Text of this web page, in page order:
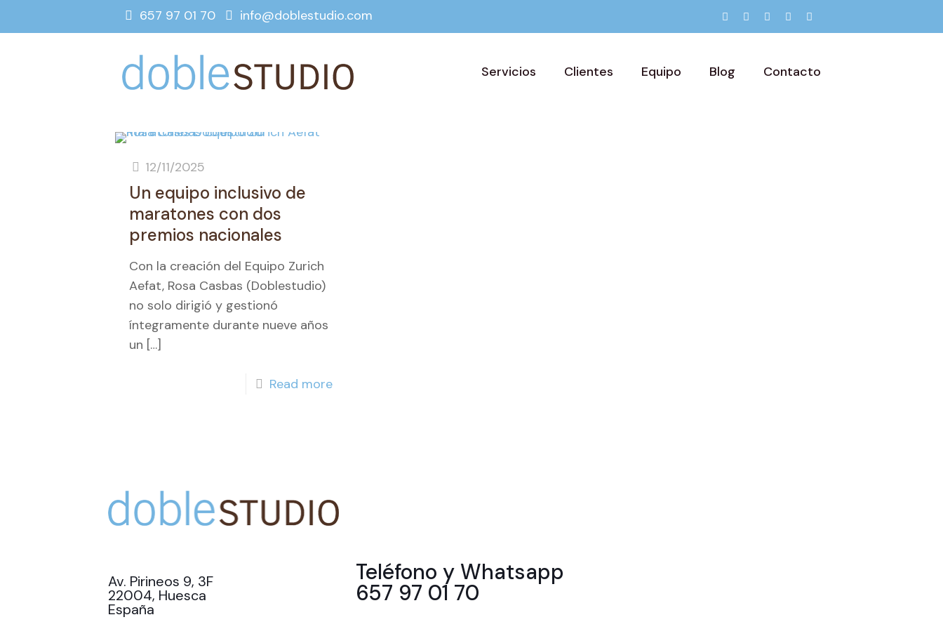
657 97 01 70 info@doblestudio.com
Servicios Clientes Equipo Blog Contacto
12/11/2025
Un equipo inclusivo de
maratones con dos
premios nacionales
Con la creación del Equipo Zurich
Aefat, Rosa Casbas (Doblestudio)
no solo dirigió y gestionó
íntegramente durante nueve años
un […]
Read more
Av. Pirineos 9, 3F
22004, Huesca
España
Teléfono y Whatsapp
657 97 01 70